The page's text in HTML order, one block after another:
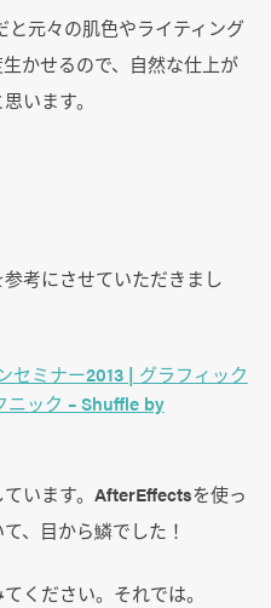
と元々の肌色やライティング
かせるので、自然な仕上が
います。
考にさせていただきまし
セミナー2013 | グラフィック
ニック – Shuffle by
います。AfterEffectsを使っ
、目から鱗でした！
ください。それでは。